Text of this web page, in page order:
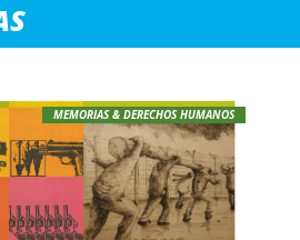
MEMORIAS & DERECHOS HUMANOS